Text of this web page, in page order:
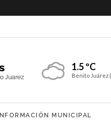
1.5 ºC
Benito Juárez |
INFORMACIÓN MUNICIPAL